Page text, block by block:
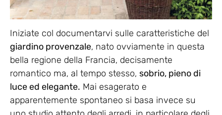
Iniziate col documentarvi sulle caratteristiche del
giardino provenzale, nato ovviamente in questa
bella regione della Francia, decisamente
romantico ma, al tempo stesso, sobrio, pieno di
luce ed elegante. Mai esagerato e
apparentemente spontaneo si basa invece su